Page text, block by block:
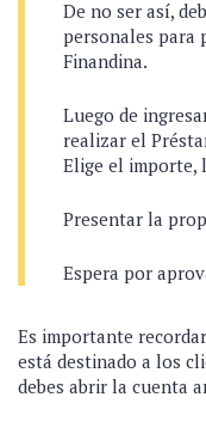
De no ser así,
personales para
Finandina.
Luego de
realizar el
Elige el importe,
Presentar la
Espera por
Es importante
está destinado a los
debes abrir la cuenta